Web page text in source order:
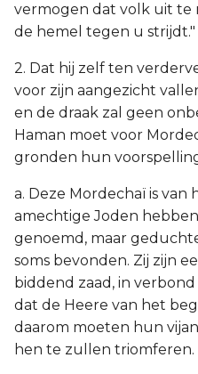
vermogen dat volk uit te
de hemel tegen u strijdt."
2. Dat hij zelf ten
voor zijn aangezicht
en de draak zal geen
Haman moet voor
gronden hun
a. Deze Mordechaï is van
amechtige Joden
genoemd, maar
soms bevonden. Zij zijn
biddend zaad, in
dat de Heere van het
daarom moeten hun
hen te zullen triomferen.